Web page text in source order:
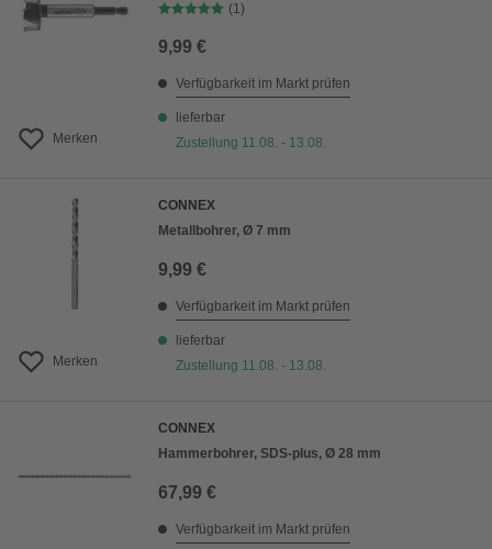
Merken
(1)
9,99 €
Verfügbarkeit im Markt prüfen
lieferbar
Zustellung 11.08. - 13.08.
Merken
CONNEX
Metallbohrer, Ø 7 mm
9,99 €
Verfügbarkeit im Markt prüfen
lieferbar
Zustellung 11.08. - 13.08.
CONNEX
Hammerbohrer, SDS-plus, Ø 28 mm
67,99 €
Verfügbarkeit im Markt prüfen